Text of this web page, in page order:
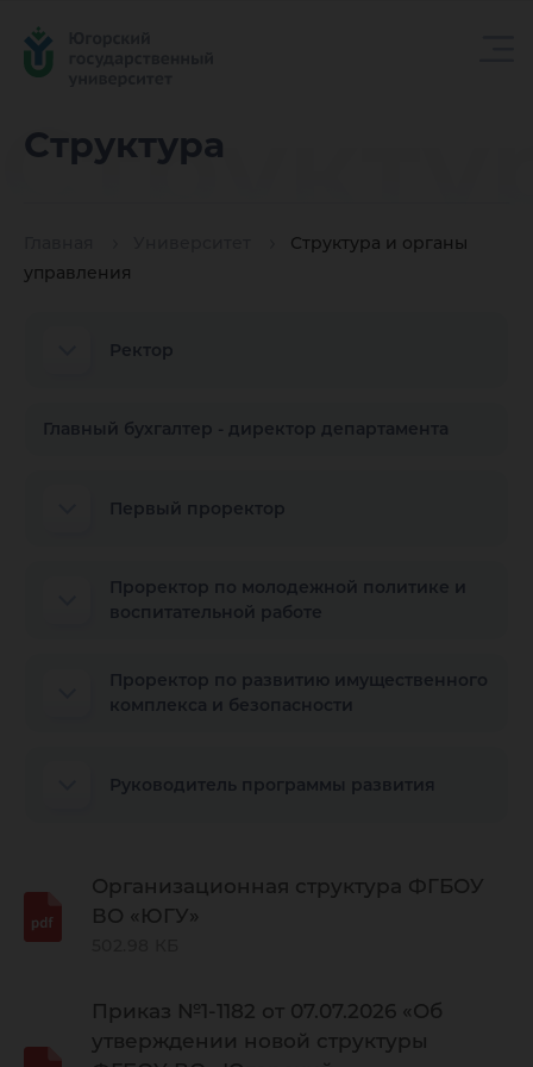
Структура
Структура и органы
управления
Ректор
Главный бухгалтер - директор департамента
Первый проректор
Проректор по молодежной политике и
воспитательной работе
Проректор по развитию имущественного
комплекса и безопасности
Руководитель программы развития
Организационная структура ФГБОУ
ВО «ЮГУ»
Приказ №1-1182 от 07.07.2026 «Об
утверждении новой структуры